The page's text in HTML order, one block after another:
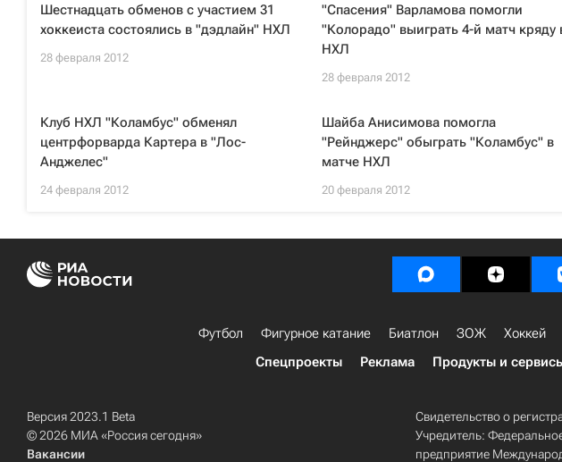
Шестнадцать обменов с участием 31
хоккеиста состоялись в "дэдлайн" НХЛ
28 февраля 2012
"Спасения" Варламова помогли
"Колорадо" выиграть 4-й матч кряду
НХЛ
28 февраля 2012
Клуб НХЛ "Коламбус" обменял
центрфорварда Картера в "Лос-
Анджелес"
24 февраля 2012
Шайба Анисимова помогла
"Рейнджерс" обыграть "Коламбус" в
матче НХЛ
20 февраля 2012
Футбол Фигурное катание Биатлон ЗОЖ Хоккей
Спецпроекты
Реклама Продукты и
Версия 2023.1 Beta
© 2026 МИА «Россия сегодня»
Вакансии
Свидетельство о
Учредитель:
предприятие